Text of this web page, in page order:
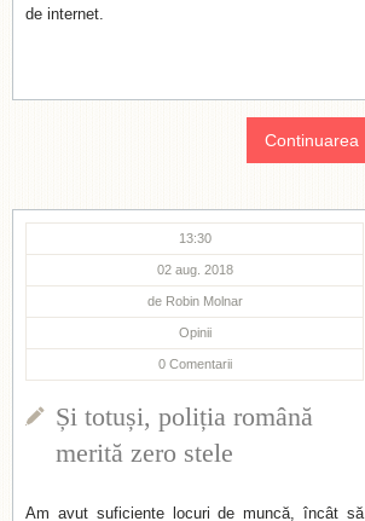
de internet.
Continuarea
13:30
02 aug. 2018
de Robin Molnar
Opinii
0 Comentarii
Și totuși, poliția română
merită zero stele
Am avut suficiente locuri de muncă, încât să